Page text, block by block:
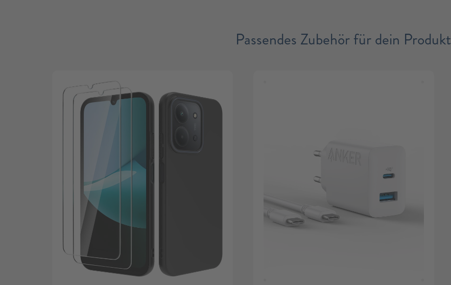
Passendes Zubehör für dein Produkt